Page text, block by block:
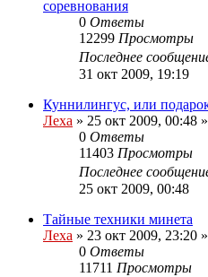
соревнования
0 Ответы
12299 Просмотры
Последнее
31 окт 2009, 19:19
Куннилингус, или
Леха » 25 окт 2009, 00:48
0 Ответы
11403 Просмотры
Последнее
25 окт 2009, 00:48
Тайные техники минета
Леха » 23 окт 2009, 23:20
0 Ответы
11711 Просмотры